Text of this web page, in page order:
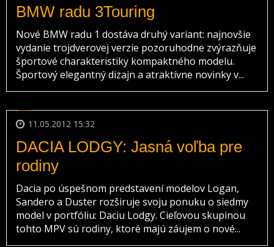
BMW radu 3Touring
Nové BMW radu 1 dostáva druhý variant: najnovšie
vydanie trojdverovej verzie pozoruhodne zvýrazňuje
športové charakteristiky kompaktného modelu.
Športový elegantný dizajn a atraktívne novinky v...
11.05.2012 15:32
DACIA LODGY: Jasná voľba pre
rodiny
Dacia po úspešnom predstavení modelov Logan,
Sandero a Duster rozširuje svoju ponuku o siedmy
model v portfóliu: Daciu Lodgy. Cieľovou skupinou
tohto MPV sú rodiny, ktoré majú záujem o nové...